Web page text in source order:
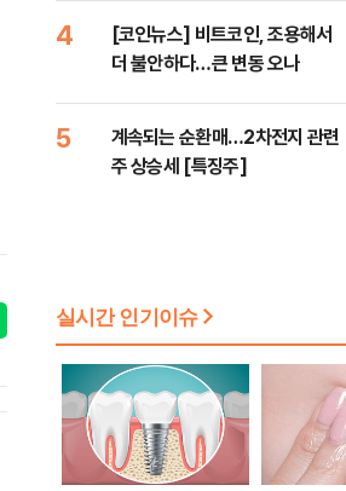
4
[코인뉴스] 비트코인, 조용해서
더 불안하다…큰 변동 오나
5
계속되는 순환매…2차전지 관련
주 상승세 [특징주]